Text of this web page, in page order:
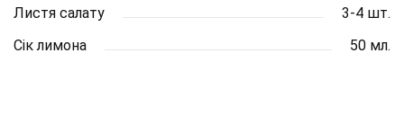
Листя салату
3-4 шт.
Сік лимона
50 мл.